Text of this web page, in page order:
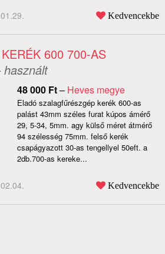
Kedvencekbe
600 700-AS
használt
48 000 Ft– Heves megye
Eladó szalagfűrészgép kerék 600-as
palást 43mm széles furat kúpos ámérő
29, 5-34, 5mm. agy külső méret átmérő
94 szélesség 75mm. felső kerék
csapágyazott 30-as tengellyel 50eft. a
2db.700-as kereke...
Kedvencekbe